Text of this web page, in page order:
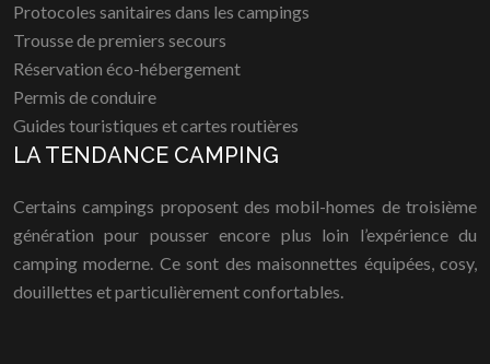
Protocoles sanitaires dans les campings
Trousse de premiers secours
Réservation éco-hébergement
Permis de conduire
Guides touristiques et cartes routières
LA TENDANCE CAMPING
Certains campings proposent des mobil-homes de troisième
génération pour pousser encore plus loin l’expérience du
camping moderne. Ce sont des maisonnettes équipées, cosy,
douillettes et particulièrement confortables.